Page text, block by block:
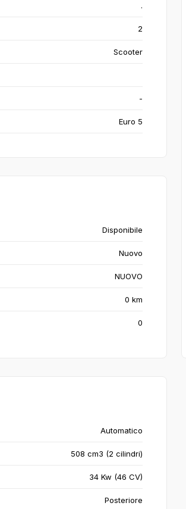
.
2
Scooter
-
Euro 5
Disponibile
Nuovo
NUOVO
0 km
0
Automatico
508 cm3 (2 cilindri)
34 Kw (46 CV)
Posteriore